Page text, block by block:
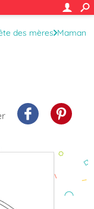
des mères Maman